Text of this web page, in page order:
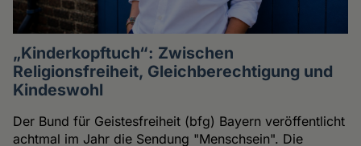
„Kinderkopftuch“: Zwischen
Religionsfreiheit, Gleichberechtigung und
Kindeswohl
Der Bund für Geistesfreiheit (bfg) Bayern veröffentlicht
achtmal im Jahr die Sendung "Menschsein". Die